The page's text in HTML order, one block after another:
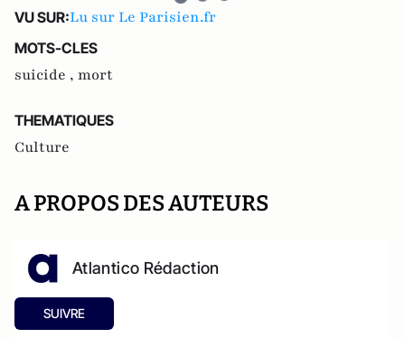
VU SUR:Lu sur Le Parisien.fr
MOTS-CLES
suicide , mort
THEMATIQUES
Culture
A PROPOS DES AUTEURS
Atlantico Rédaction
SUIVRE